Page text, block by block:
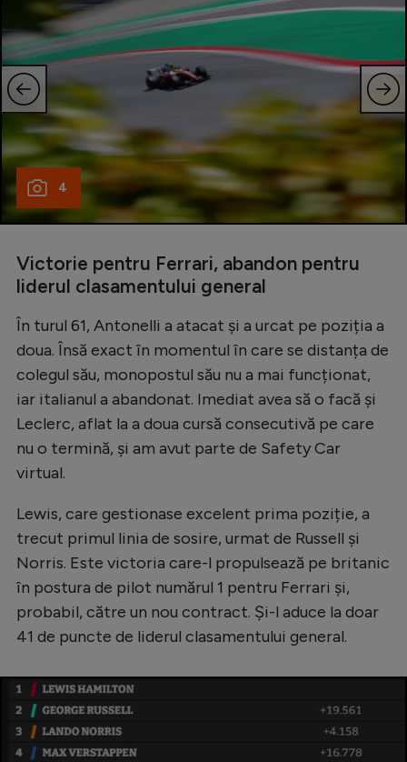
4
Victorie pentru Ferrari, abandon pentru
liderul clasamentului general
În turul 61, Antonelli a atacat și a urcat pe poziția a
doua. Însă exact în momentul în care se distanța de
colegul său, monopostul său nu a mai funcționat,
iar italianul a abandonat. Imediat avea să o facă și
Leclerc, aflat la a doua cursă consecutivă pe care
nu o termină, și am avut parte de Safety Car
virtual.
Lewis, care gestionase excelent prima poziție, a
trecut primul linia de sosire, urmat de Russell și
Norris. Este victoria care-l propulsează pe britanic
în postura de pilot numărul 1 pentru Ferrari și,
probabil, către un nou contract. Și-l aduce la doar
41 de puncte de liderul clasamentului general.